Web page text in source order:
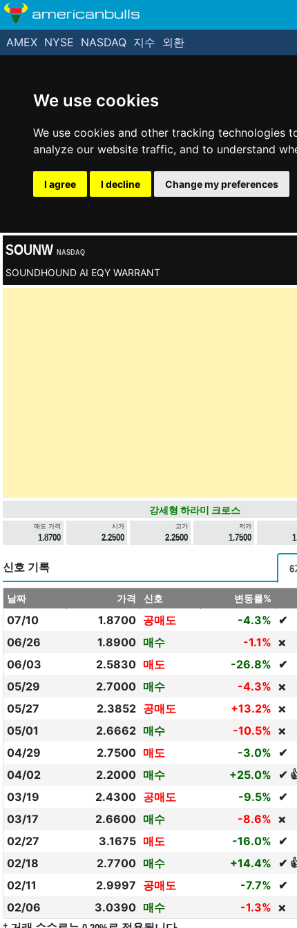
We use cookies
We use cookies and other tracking technologies
analyze our website traffic, and to understand
I agree I decline Change my preferences
americanbulls
AMEX NYSE NASDAQ 지수 외환
SOUNW NASDAQ
SOUNDHOUND AI EQY WARRANT
강세형 하라미 크로스
매도 가격
1.8700
시가
2.2500
고가
2.2500
저가
1.7500
신호 기록 6
날짜 가격 신호 변동률%
07/10 1.8700 공매도 -4.3% ✔
06/26
1.8900 매수 -1.1% ❌
06/03
2.5830 매도 -26.8% ✔
05/29
2.7000 매수 -4.3% ❌
05/27
2.3852 공매도 +13.2% ❌
05/01
2.6662 매수 -10.5% ❌
04/29
2.7500 매도 -3.0% ✔
04/02
2.2000 매수 +25.0% ✔
03/19
2.4300 공매도 -9.5% ✔
03/17
2.6600 매수 -8.6% ❌
02/27
3.1675 매도 -16.0% ✔
02/18
2.7700 매수 +14.4% ✔
02/11
2.9997 공매도 -7.7% ✔
02/06
3.0390 매수 -1.3% ❌